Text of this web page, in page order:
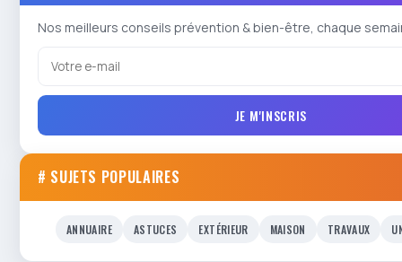
Nos meilleurs conseils prévention & bien-être, chaque
JE M'INSCRIS
# SUJETS POPULAIRES
ANNUAIRE ASTUCES EXTÉRIEUR MAISON TRAVAUX